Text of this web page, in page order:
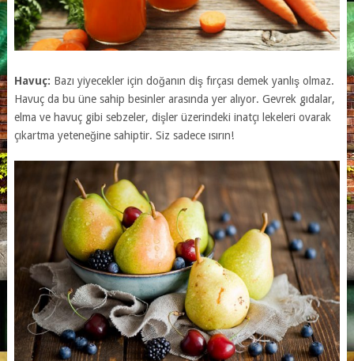
Havuç: Bazı yiyecekler için doğanın diş fırçası demek yanlış olmaz.
Havuç da bu üne sahip besinler arasında yer alıyor. Gevrek gıdalar,
elma ve havuç gibi sebzeler, dişler üzerindeki inatçı lekeleri ovarak
çıkartma yeteneğine sahiptir. Siz sadece ısırın!